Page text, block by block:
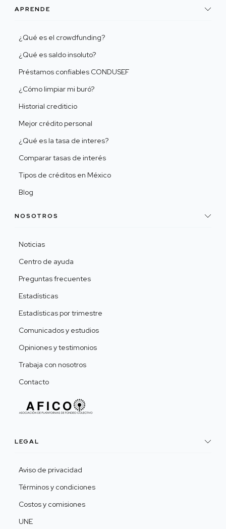
APRENDE
¿Qué es el crowdfunding?
¿Qué es saldo insoluto?
Préstamos confiables CONDUSEF
¿Cómo limpiar mi buró?
Historial crediticio
Mejor crédito personal
¿Qué es la tasa de interes?
Comparar tasas de interés
Tipos de créditos en México
Blog
NOSOTROS
Noticias
Centro de ayuda
Preguntas frecuentes
Estadísticas
Estadísticas por trimestre
Comunicados y estudios
Opiniones y testimonios
Trabaja con nosotros
Contacto
LEGAL
Aviso de privacidad
Términos y condiciones
Costos y comisiones
UNE